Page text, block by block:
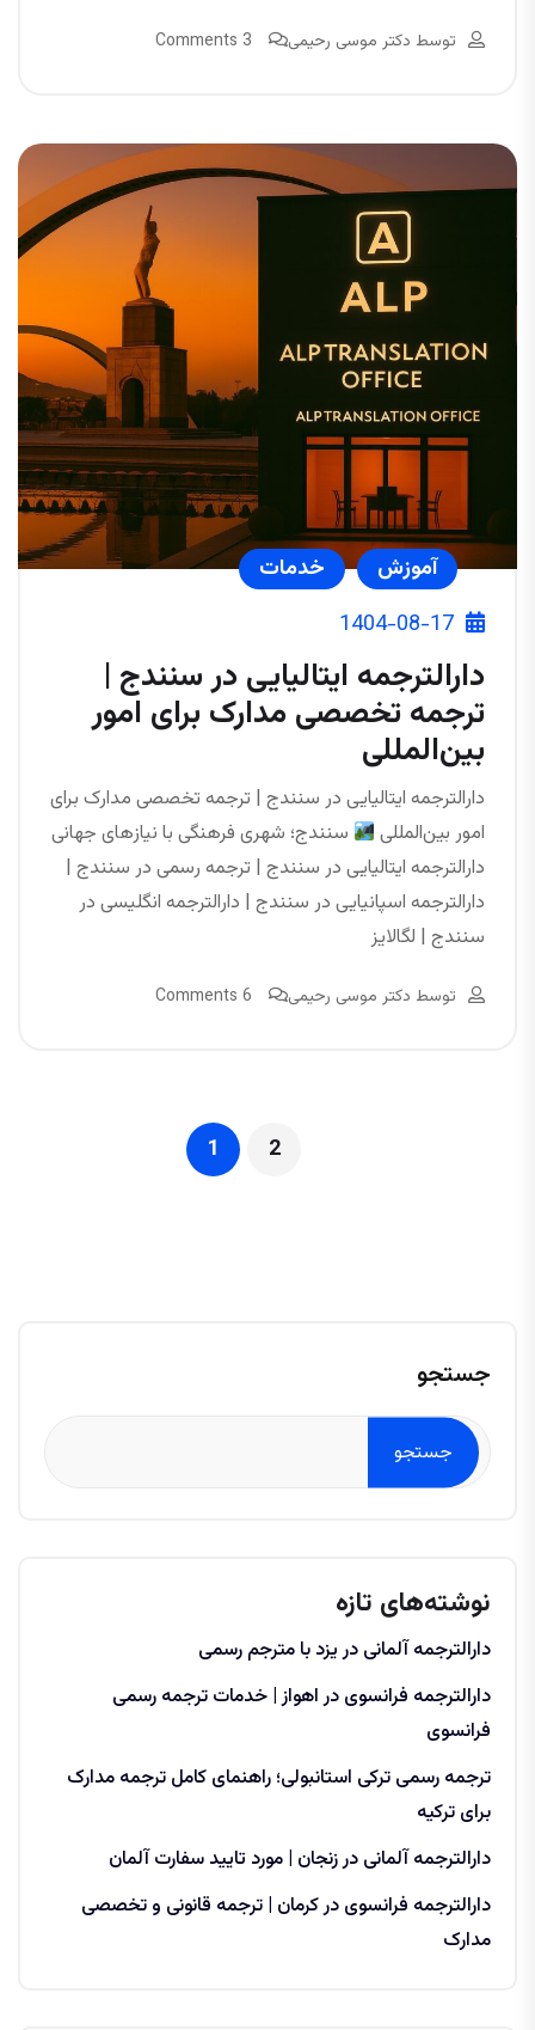
توسط دکتر موسی رحیمی 3 Comments
آموزش
خدمات
1404-08-17
دارالترجمه ایتالیایی در سنندج |
ترجمه تخصصی مدارک برای امور
بین‌المللی
دارالترجمه ایتالیایی در سنندج | ترجمه تخصصی مدارک برای
امور بین‌المللی
سنندج؛ شهری فرهنگی با نیازهای جهانی
دارالترجمه ایتالیایی در سنندج | ترجمه رسمی در سنندج |
دارالترجمه اسپانیایی در سنندج | دارالترجمه انگلیسی در
سنندج | لگالایز
توسط دکتر موسی رحیمی 6 Comments
1 2
جستجو
جستجو
نوشته‌های تازه
دارالترجمه آلمانی در یزد با مترجم رسمی
دارالترجمه فرانسوی در اهواز | خدمات ترجمه رسمی
فرانسوی
ترجمه رسمی ترکی استانبولی؛ راهنمای کامل ترجمه مدارک
برای ترکیه
دارالترجمه آلمانی در زنجان | مورد تایید سفارت آلمان
دارالترجمه فرانسوی در کرمان | ترجمه قانونی و تخصصی
مدارک